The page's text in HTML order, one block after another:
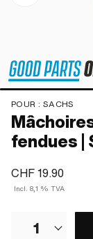
POUR : SACHS
fendues |
CHF 19.90
Incl. 8,1 % TVA
1